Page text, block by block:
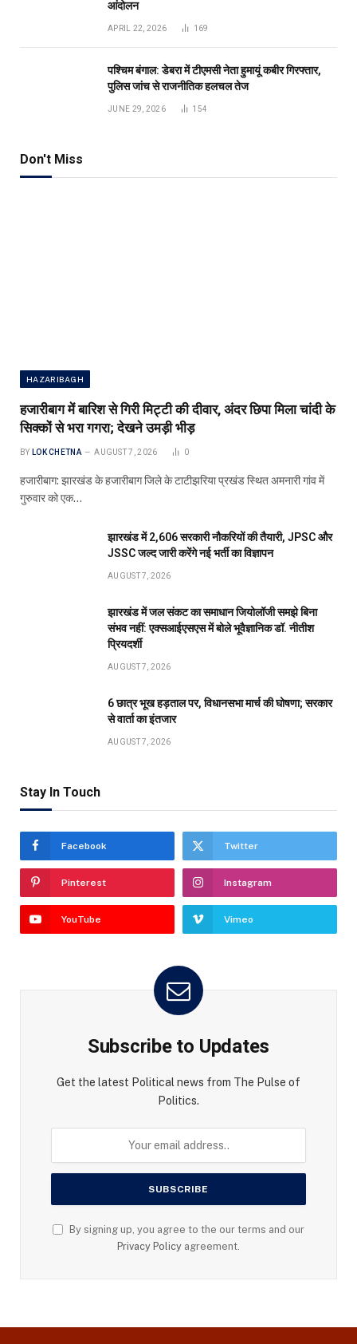
आंदोलन
APRIL 22, 2026 169
पश्चिम बंगाल: डेबरा में टीएमसी नेता हुमायूं कबीर गिरफ्तार,
पुलिस जांच से राजनीतिक हलचल तेज
JUNE 29, 2026 154
Don't Miss
HAZARIBAGH
हजारीबाग में बारिश से गिरी मिट्टी की दीवार, अंदर छिपा मिला चांदी के
सिक्कों से भरा गगरा; देखने उमड़ी भीड़
BY LOK CHETNA AUGUST 7, 2026 0
हजारीबाग: झारखंड के हजारीबाग जिले के टाटीझरिया प्रखंड स्थित अमनारी गांव में
गुरुवार को एक…
झारखंड में 2,606 सरकारी नौकरियों की तैयारी, JPSC और
JSSC जल्द जारी करेंगे नई भर्ती का विज्ञापन
AUGUST 7, 2026
झारखंड में जल संकट का समाधान जियोलॉजी समझे बिना
संभव नहीं: एक्सआईएसएस में बोले भूवैज्ञानिक डॉ. नीतीश
प्रियदर्शी
AUGUST 7, 2026
6 छात्र भूख हड़ताल पर, विधानसभा मार्च की घोषणा; सरकार
से वार्ता का इंतजार
AUGUST 7, 2026
Stay In Touch
Facebook Twitter
Pinterest Instagram
YouTube Vimeo
Subscribe to Updates
Get the latest Political news from The Pulse of
Politics.
By signing up, you agree to the our terms and our
Privacy Policy agreement.